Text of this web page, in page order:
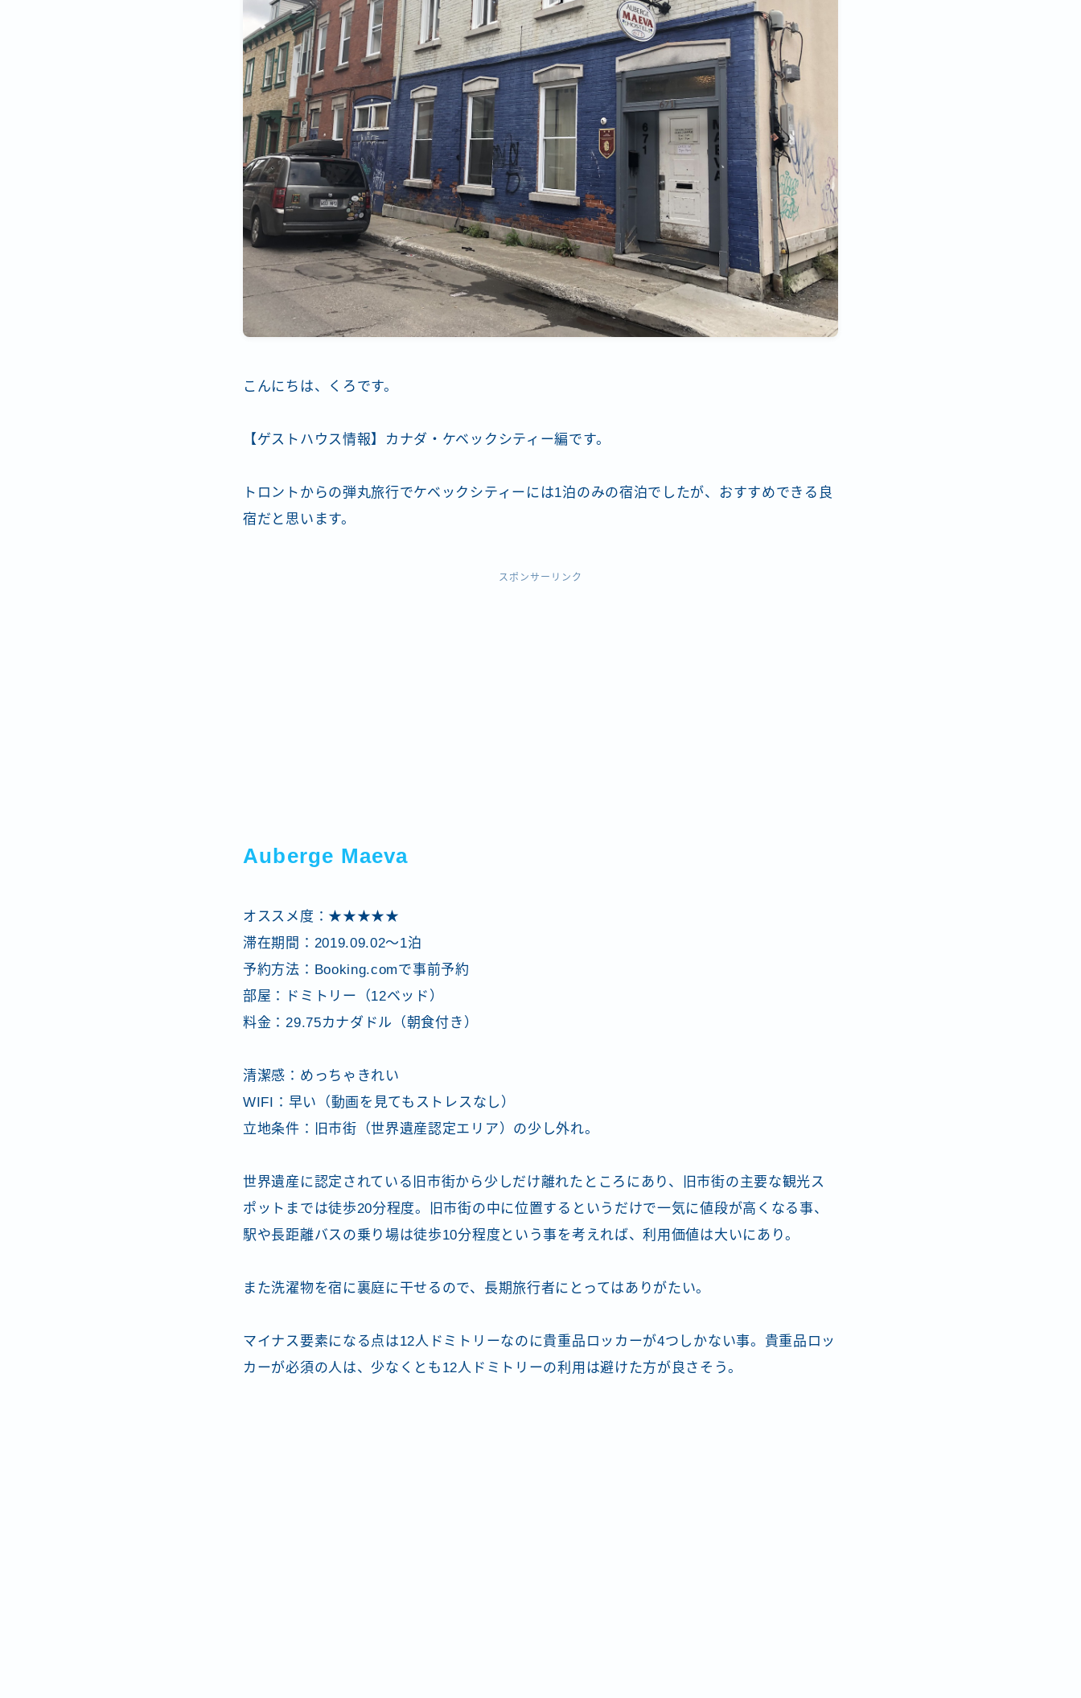
こんにちは、くろです。
【ゲストハウス情報】カナダ・ケベックシティー編です。
トロントからの弾丸旅行でケベックシティーには1泊のみの宿泊でしたが、おすすめできる良
宿だと思います。
スポンサーリンク
Auberge Maeva
オススメ度：★★★★★
滞在期間：2019.09.02〜1泊
予約方法：Booking.comで事前予約
部屋：ドミトリー（12ベッド）
料金：29.75カナダドル（朝食付き）
清潔感：めっちゃきれい
WIFI：早い（動画を見てもストレスなし）
立地条件：旧市街（世界遺産認定エリア）の少し外れ。
世界遺産に認定されている旧市街から少しだけ離れたところにあり、旧市街の主要な観光ス
ポットまでは徒歩20分程度。旧市街の中に位置するというだけで一気に値段が高くなる事、
駅や長距離バスの乗り場は徒歩10分程度という事を考えれば、利用価値は大いにあり。
また洗濯物を宿に裏庭に干せるので、長期旅行者にとってはありがたい。
マイナス要素になる点は12人ドミトリーなのに貴重品ロッカーが4つしかない事。貴重品ロッ
カーが必須の人は、少なくとも12人ドミトリーの利用は避けた方が良さそう。